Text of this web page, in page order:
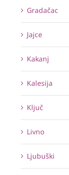
Gradačac
Jajce
Kakanj
Kalesija
Ključ
Livno
Ljubuški